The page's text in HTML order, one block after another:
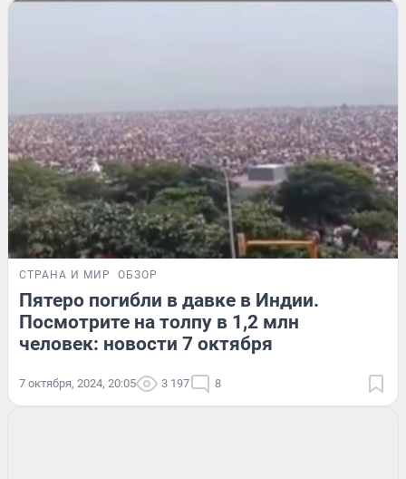
СТРАНА И МИР ОБЗОР
Пятеро погибли в давке в Индии.
Посмотрите на толпу в 1,2 млн
человек: новости 7 октября
7 октября, 2024, 20:05 3 197 8